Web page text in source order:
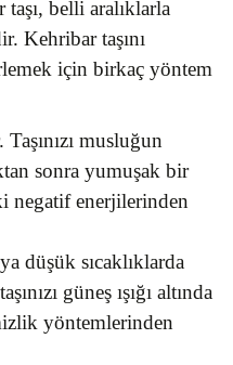
taşı, belli aralıklarla
Kehribar taşını
için birkaç yöntem
musluğun
sonra yumuşak bir
negatif enerjilerinden
düşük sıcaklıklarda
güneş ışığı altında
yöntemlerinden